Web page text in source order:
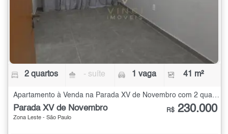
2 quartos - suíte 1 vaga 41 m²
Apartamento à Venda na Parada XV de Novembro com 2 quartos - 41 m²
Parada XV de Novembro
Zona Leste - São Paulo
R$ 230.000